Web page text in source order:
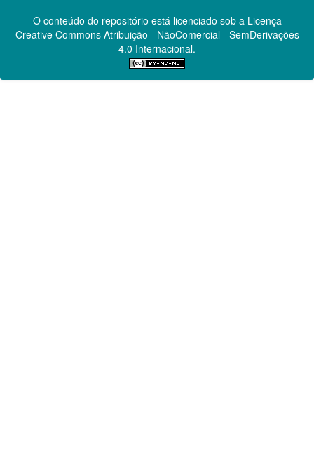
O conteúdo do repositório está licenciado sob a Licença
Creative CommonsAtribuição - NãoComercial - SemDerivações
4.0 Internacional.